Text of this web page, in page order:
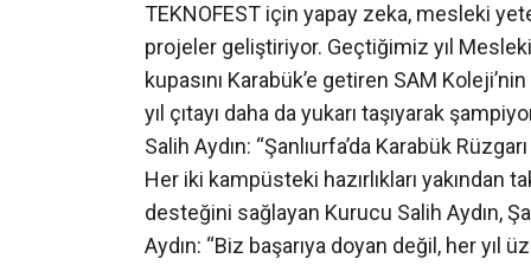
TEKNOFEST için yapay zeka, mesleki
projeler geliştiriyor. Geçtiğimiz yıl
kupasını Karabük’e getiren SAM
yıl çıtayı daha da yukarı taşıyarak
Salih Aydın: “Şanlıurfa’da Karabük
Her iki kampüsteki hazırlıkları
desteğini sağlayan Kurucu Salih Aydın,
Aydın: “Biz başarıya doyan değil, her yıl